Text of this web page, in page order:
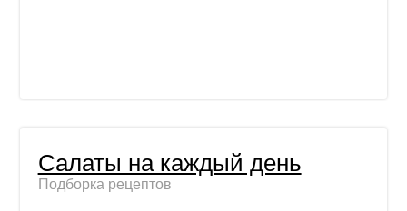
Салаты на каждый день
Подборка рецептов